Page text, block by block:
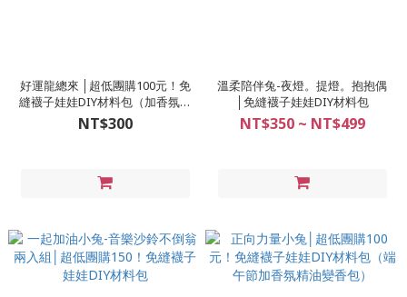
好運龍總來 │超低團購100元！免
縫襪子娃娃DIY材料包（加香氛精
油變香包）
NT$300
溫柔陪伴兔-夜燈。提燈。抱抱偶
│免縫襪子娃娃DIY材料包
NT$350 ~ NT$499